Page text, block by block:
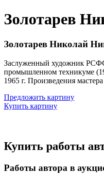
Золотарев
Золотарев Николай
Заслуженный художник
промышленном техникуме
1965 г. Произведения
Предложить картину
Купить картину
Купить работы
Работы автора в